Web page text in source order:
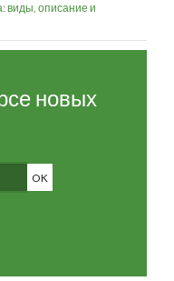
виды, описание и
новых